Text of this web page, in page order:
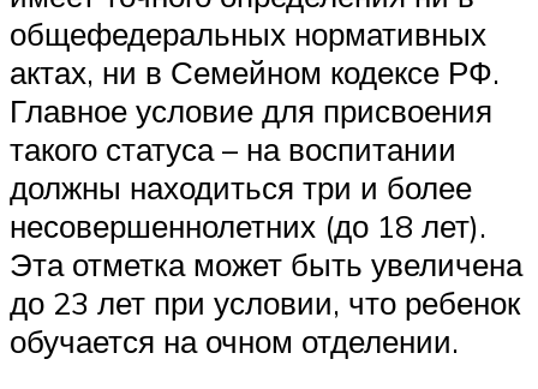
общефедеральных нормативных
актах, ни в Семейном кодексе РФ.
Главное условие для присвоения
такого статуса – на воспитании
должны находиться три и более
несовершеннолетних (до 18 лет).
Эта отметка может быть увеличена
до 23 лет при условии, что ребенок
обучается на очном отделении.